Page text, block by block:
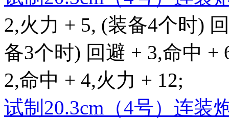
2,火力 + 5, (装备4个时)
备3个时) 回避 + 3,命中 +
2,命中 + 4,火力 + 12;
试制20.3cm（4号）连装